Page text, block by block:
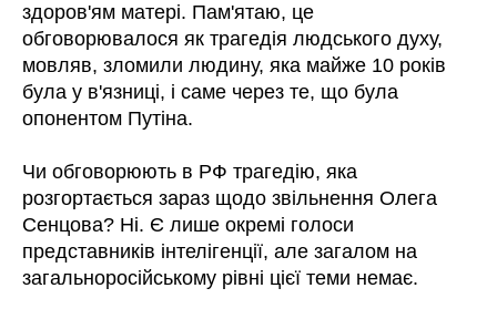
здоров'ям матері. Пам'ятаю, це
обговорювалося як трагедія людського духу,
мовляв, зломили людину, яка майже 10 років
була у в'язниці, і саме через те, що була
опонентом Путіна.
Чи обговорюють в РФ трагедію, яка
розгортається зараз щодо звільнення Олега
Сенцова? Ні. Є лише окремі голоси
представників інтелігенції, але загалом на
загальноросійському рівні цієї теми немає.